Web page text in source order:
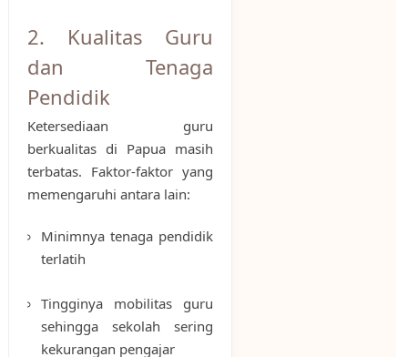
2. Kualitas Guru
dan Tenaga
Pendidik
Ketersediaan guru
berkualitas di Papua masih
terbatas. Faktor-faktor yang
memengaruhi antara lain:
Minimnya tenaga pendidik
terlatih
Tingginya mobilitas guru
sehingga sekolah sering
kekurangan pengajar